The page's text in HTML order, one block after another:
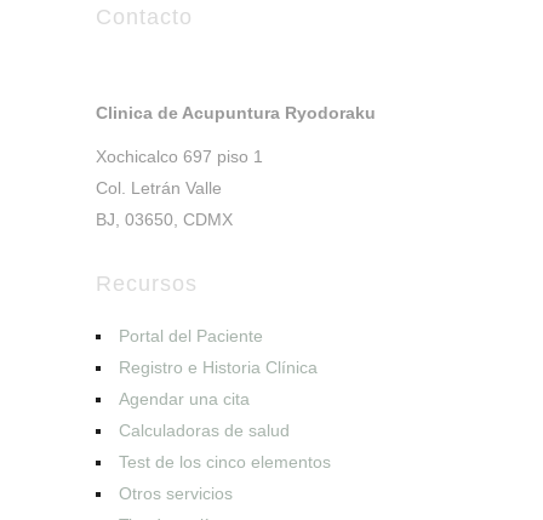
Contacto
Clinica de Acupuntura Ryodoraku
Xochicalco 697 piso 1
Col. Letrán Valle
BJ, 03650, CDMX
Recursos
Portal del Paciente
Registro e Historia Clínica
Agendar una cita
Calculadoras de salud
Test de los cinco elementos
Otros servicios